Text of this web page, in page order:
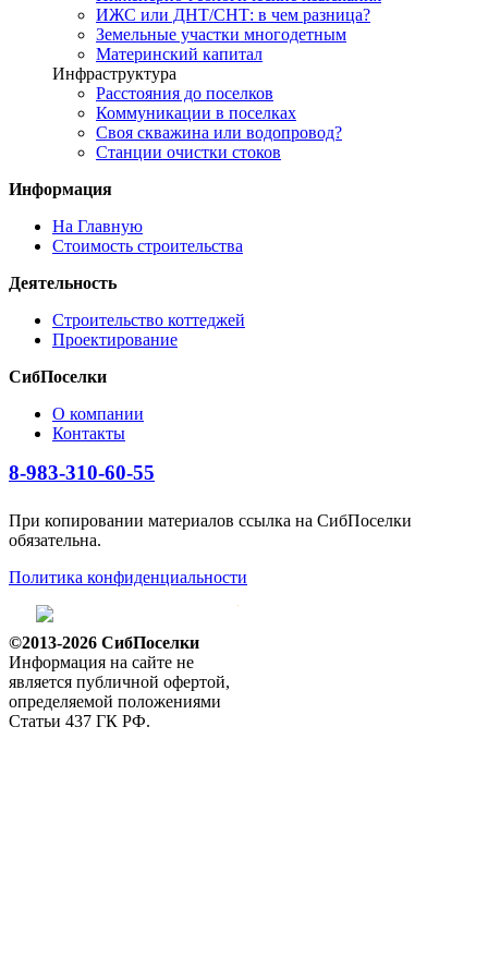
ИЖС или ДНТ/СНТ: в чем разница?
Земельные участки многодетным
Материнский капитал
Инфраструктура
Расстояния до поселков
Коммуникации в поселках
Своя скважина или водопровод?
Станции очистки стоков
Информация
На Главную
Стоимость строительства
Деятельность
Строительство коттеджей
Проектирование
СибПоселки
О компании
Контакты
8-983-310-60-55
При копировании материалов ссылка на СибПоселки
обязательна.
Политика конфиденциальности
©2013-2026 СибПоселки
Информация на сайте не
является публичной офертой,
определяемой положениями
Статьи 437 ГК РФ.